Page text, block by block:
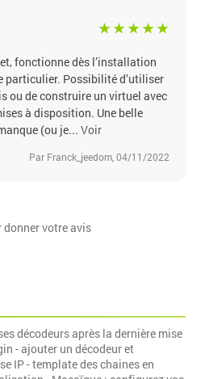
fonctionne dès l’installation
particulier. Possibilité d’utiliser
ou de construire un virtuel avec
à disposition. Une belle
(ou je...Voir
Par Franck_jeedom, 04/11/2022
donner votre avis
décodeurs après la dernière mise
- ajouter un décodeur et
IP - template des chaines en